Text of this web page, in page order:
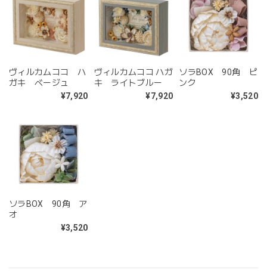
ヴィルカムココ ハ
ガキ ベージュ
¥7,920
ヴィルカムココ ハガ
キ ライトブルー
¥7,920
ソラBOX 90角 ピ
ンク
¥3,520
ソラBOX 90角 ア
オ
¥3,520